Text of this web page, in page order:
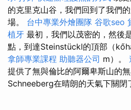
的克里克山谷，我們回到了我們
場。 台中專業外燴團隊 谷歌seo
植牙 最初，我們以茂密的，然後
點，到達Steinstückl的頂部（
拿師專業課程 助聽器公司 m）。
提供了無與倫比的阿爾卑斯山的
Schneeberg在晴朗的天氣下關閉